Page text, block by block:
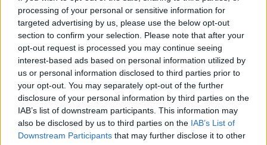
processing of your personal or sensitive information for
targeted advertising by us, please use the below opt-out
section to confirm your selection. Please note that after your
opt-out request is processed you may continue seeing
interest-based ads based on personal information utilized by
us or personal information disclosed to third parties prior to
your opt-out. You may separately opt-out of the further
disclosure of your personal information by third parties on the
IAB’s list of downstream participants. This information may
also be disclosed by us to third parties on the IAB’s List of
Downstream Participants that may further disclose it to other
να διερευνηθούν σε βάθος τα παραπάνω ανησυχητικά και θλιβερά γεγονότα, θα
πρέπει να συγκαλέσετε άμεσα, αυτή την εβδομάδα, σε έκτακτη συνεδρίαση την
Επιτροπή βάσει του άρθρου 43Α Κανονισμού της Βουλής, προκειμένου να
κληθούν οι ανωτέρω σε ακρόαση, προκειμένου να χυθεί φως στα κρίσιμα ως
άνω για την Δημοκρατία ζητήματα».
ΣΥΡΙΖΑ: Ο φόβος τους για έλεγχο δεν κρύβεται
με τίποτα - Η ενοχή τους φωνάζει
Την έντονη αντίδραση του ΣΥΡΙΖΑ - ΠΣ προκάλεσε η απόφαση του Κωνσταντίνου